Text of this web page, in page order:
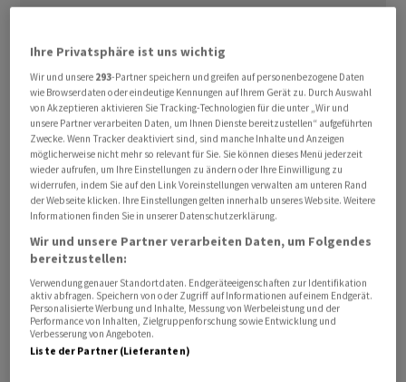
Der Ostschweizer Zughersteller
Auftrag über 25 weitere elektrische
Mehrsystemlokomotiven des Typs EURO6000 erhalten.
Besteller ist der europäische Lokomotivvermieter und
langjährigeStadler-Geschäftspartner Alpha Trains, wie
Stadler am Mittwoch mitteilte.
Die Auslieferung der neuen Fahrzeuge ist für 2028
geplant. Mit dem Auftrag wächst die EURO6000-Flotte
von Alpha Trains auf insgesamt 92 Lokomotiven.
Finanzielle Angaben machten die Unternehmen nicht.
Ein Teil der Lokomotiven ist für den Güterverkehr in
Spanien vorgesehen. Andere Fahrzeuge sollen auf dem
sogenannten Mittelmeerkorridor verkehren und
Ihre Privatsphäre ist uns wichtig
Wir und unsere 293-Partner speichern und greifen auf personenbezogene Daten
wie Browserdaten oder eindeutige Kennungen auf Ihrem Gerät zu. Durch Auswahl
von Akzeptieren aktivieren Sie Tracking-Technologien für die unter „Wir und
unsere Partner verarbeiten Daten, um Ihnen Dienste bereitzustellen“ aufgeführten
Zwecke. Wenn Tracker deaktiviert sind, sind manche Inhalte und Anzeigen
möglicherweise nicht mehr so relevant für Sie. Sie können dieses Menü jederzeit
wieder aufrufen, um Ihre Einstellungen zu ändern oder Ihre Einwilligung zu
widerrufen, indem Sie auf den Link Voreinstellungen verwalten am unteren Rand
der Webseite klicken. Ihre Einstellungen gelten innerhalb unseres Website. Weitere
Informationen finden Sie in unserer Datenschutzerklärung.
Wir und unsere Partner verarbeiten Daten, um Folgendes
bereitzustellen:
Verwendung genauer Standortdaten. Endgeräteeigenschaften zur Identifikation
aktiv abfragen. Speichern von oder Zugriff auf Informationen auf einem Endgerät.
Personalisierte Werbung und Inhalte, Messung von Werbeleistung und der
Performance von Inhalten, Zielgruppenforschung sowie Entwicklung und
Verbesserung von Angeboten.
Liste der Partner (Lieferanten)